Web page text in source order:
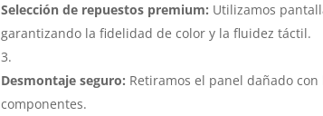
Selección de repuestos premium: Utilizamos
garantizando la fidelidad de color y la fluidez táctil.
Desmontaje seguro: Retiramos el panel dañado
componentes.